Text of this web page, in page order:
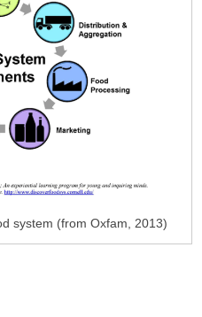
system (from Oxfam, 2013)